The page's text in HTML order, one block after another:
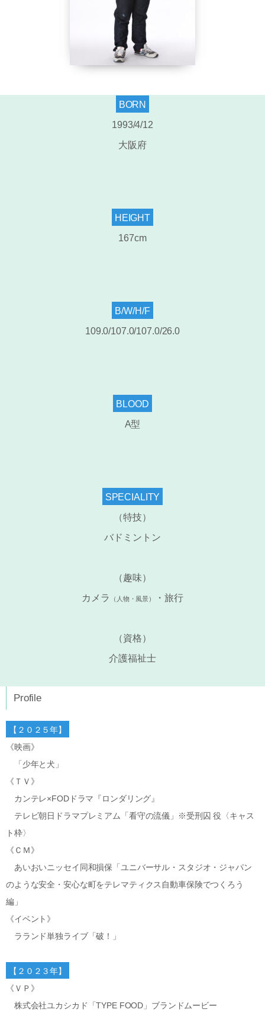
BORN
1993/4/12
大阪府
HEIGHT
167cm
B/W/H/F
109.0/107.0/107.0/26.0
BLOOD
A型
SPECIALITY
（特技）
バドミントン
（趣味）
カメラ
（人物・風景） ・旅行
（資格）
介護福祉士
Profile
【２０２５年】
《映画》
「少年と犬」
《ＴＶ》
カンテレ×FODドラマ『ロンダリング』
テレビ朝日ドラマプレミアム「看守の流儀」※受刑囚 役〈キャス
ト枠〉
《ＣＭ》
あいおいニッセイ同和損保「ユニバーサル・スタジオ・ジャパン
のような安全・安心な町をテレマティクス自動車保険でつくろう
編」
《イベント》
ラランド単独ライブ「破！」
【２０２３年】
《ＶＰ》
株式会社ユカシカド「TYPE FOOD」ブランドムービー